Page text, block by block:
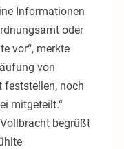
Informationen
oder
vor“, merkte
von
feststellen, noch
mitgeteilt.“
begrüßt